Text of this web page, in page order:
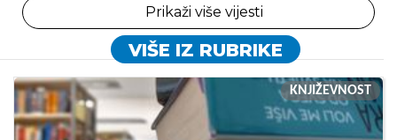
Prikaži više vijesti
VIŠE IZ RUBRIKE
KNJIŽEVNOST